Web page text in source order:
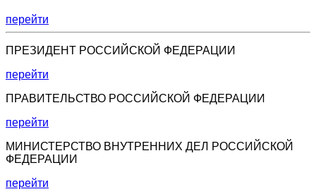
перейти
ПРЕЗИДЕНТ РОССИЙСКОЙ ФЕДЕРАЦИИ
перейти
ПРАВИТЕЛЬСТВО РОССИЙСКОЙ ФЕДЕРАЦИИ
перейти
МИНИСТЕРСТВО ВНУТРЕННИХ ДЕЛ РОССИЙСКОЙ
ФЕДЕРАЦИИ
перейти